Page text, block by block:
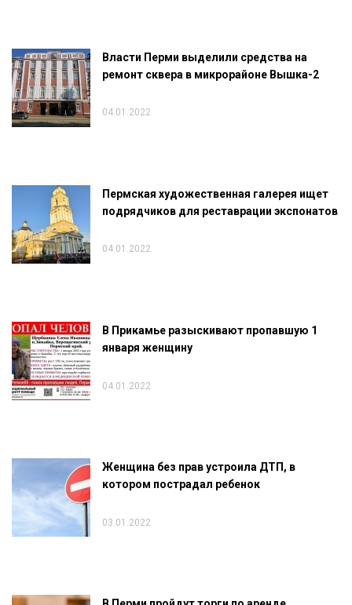
Власти Перми выделили средства на
ремонт сквера в микрорайоне Вышка-2
04.01.2022
Пермская художественная галерея ищет
подрядчиков для реставрации экспонатов
04.01.2022
В Прикамье разыскивают пропавшую 1
января женщину
04.01.2022
Женщина без прав устроила ДТП, в
котором пострадал ребенок
03.01.2022